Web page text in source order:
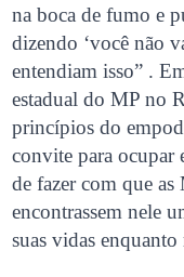
na boca de fumo e
dizendo ‘você não
entendiam isso” .
estadual do MP no
princípios do
convite para ocupar
de fazer com que
encontrassem nele
suas vidas enquanto